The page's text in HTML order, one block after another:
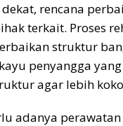
rencana
terkait. Proses
struktur
penyangga
agar lebih
adanya